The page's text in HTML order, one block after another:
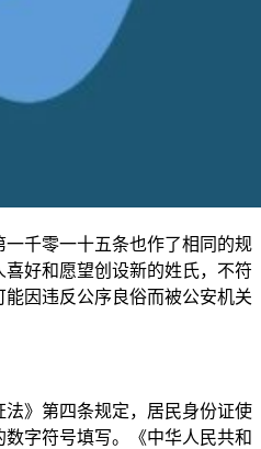
一千零一十五条也作了相同的规
好和愿望创设新的姓氏，不符
因违反公序良俗而被公安机关
法》第四条规定，居民身份证使
字符号填写。《中华人民共和